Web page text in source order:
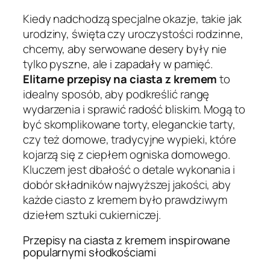
Kiedy nadchodzą specjalne okazje, takie jak
urodziny, święta czy uroczystości rodzinne,
chcemy, aby serwowane desery były nie
tylko pyszne, ale i zapadały w pamięć.
Elitarne przepisy na ciasta z krememto
idealny sposób, aby podkreślić rangę
wydarzenia i sprawić radość bliskim. Mogą to
być skomplikowane torty, eleganckie tarty,
czy też domowe, tradycyjne wypieki, które
kojarzą się z ciepłem ogniska domowego.
Kluczem jest dbałość o detale wykonania i
dobór składników najwyższej jakości, aby
każde ciasto z kremem było prawdziwym
dziełem sztuki cukierniczej.
Przepisy na ciasta z kremem inspirowane
popularnymi słodkościami